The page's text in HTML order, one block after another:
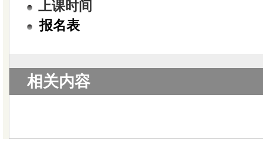
上课时间
报名表
相关内容